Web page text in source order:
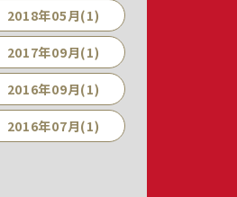
2018年05月(1)
2017年09月(1)
2016年09月(1)
2016年07月(1)